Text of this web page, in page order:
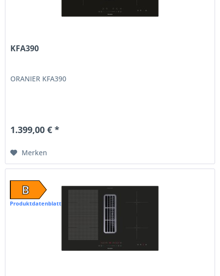
KFA390
ORANIER KFA390
1.399,00 € *
Merken
B
Produktdatenblatt